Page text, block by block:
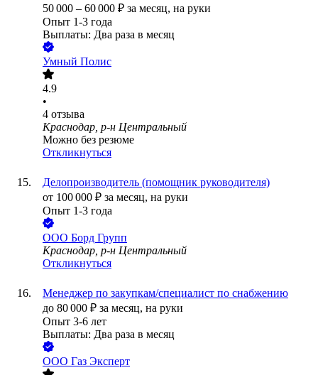
50 000 – 60 000 ₽ за месяц, на руки
Опыт 1-3 года
Выплаты: Два раза в месяц
Умный Полис
4.9
•
4 отзыва
Краснодар, р-н Центральный
Можно без резюме
Откликнуться
Делопроизводитель (помощник руководителя)
от 100 000 ₽ за месяц, на руки
Опыт 1-3 года
ООО Борд Групп
Краснодар, р-н Центральный
Откликнуться
Менеджер по закупкам/специалист по снабжению
до 80 000 ₽ за месяц, на руки
Опыт 3-6 лет
Выплаты: Два раза в месяц
ООО Газ Эксперт